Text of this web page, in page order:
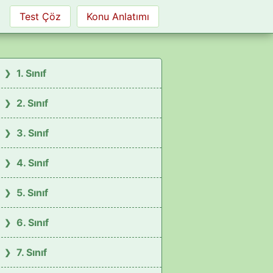
Test Çöz Konu Anlatımı
1. Sınıf
2. Sınıf
3. Sınıf
4. Sınıf
5. Sınıf
6. Sınıf
7. Sınıf